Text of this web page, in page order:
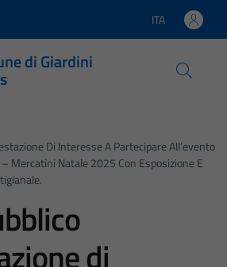
Lingua attiva:
ITA
di Giardini
Di Interesse A Partecipare All’evento
– Mercatini Natale 2025 Con Esposizione E
di